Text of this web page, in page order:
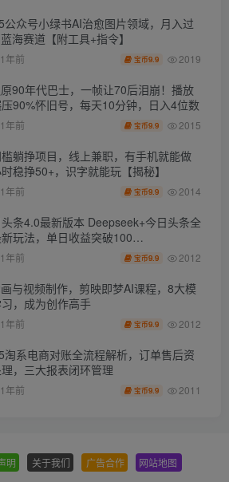
公众号小绿书AI治愈图片领域，月入过
海赛道【附工具+指令】
1年前 宝币9.9 2019
90年代巴士，一帧让70后泪崩！播放
90%怀旧号，每天10分钟，日入4位数
1年前 宝币9.9 2015
躺挣项目，线上兼职，有手机就能做
稳挣50+，识字就能玩【揭秘】
1年前 宝币9.9 2014
条4.0最新版本 Deepseek+今日头条全
玩法，单日收益突破100…
1年前 宝币9.9 2012
与视频制作，剪映即梦AI课程，8大模
，成为创作高手
1年前 宝币9.9 2012
淘系电商对账全流程解析，订单售后资
，三大报表闭环管理
1年前 宝币9.9 2011
明 关于我们 广告合作 网站地图